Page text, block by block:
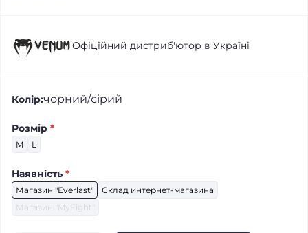
Офіційний дистриб'ютор в Україні
Колір:чорний/сірий
Розмір *
M L
Наявність *
Магазин "Everlast"
Склад интернет-магазина
Магазин "MyFight"